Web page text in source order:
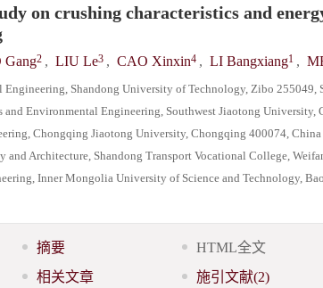
on crushing characteristics and
Gang2 , LIU Le3 , CAO Xinxin4 , LI Bangxiang1 ,
Engineering, Shandong University of Technology, Zibo 255049,
and Environmental Engineering, Southwest Jiaotong University,
Chongqing Jiaotong University, Chongqing 400074, China
and Architecture, Shandong Transport Vocational College,
Inner Mongolia University of Science and Technology,
摘要 HTML全文
相关文章
施引文献(2)